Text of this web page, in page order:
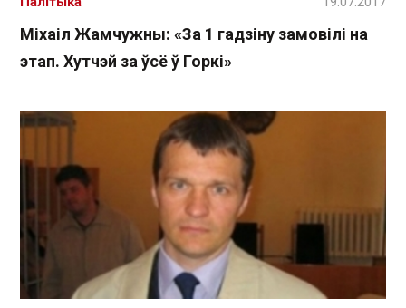
Міхаіл Жамчужны: «За 1 гадзіну замовілі на
этап. Хутчэй за ўсё ў Горкі»